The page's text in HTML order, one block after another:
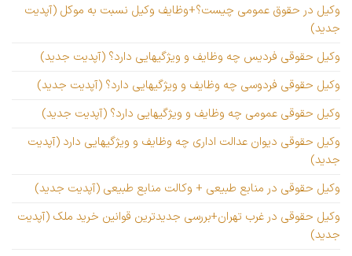
وکیل در حقوق عمومی چیست؟+وظایف وکیل نسبت به موکل (آپدیت
جدید)
وکیل حقوقی فردیس چه وظایف و ویژگیهایی دارد؟ (آپدیت جدید)
وکیل حقوقی فردوسی چه وظایف و ویژگیهایی دارد؟ (آپدیت جدید)
وکیل حقوقی عمومی چه وظایف و ویژگیهایی دارد؟ (آپدیت جدید)
وکیل حقوقی دیوان عدالت اداری چه وظایف و ویژگیهایی دارد (آپدیت
جدید)
وکیل حقوقی در منابع طبیعی + وکالت منابع طبیعی (آپدیت جدید)
وکیل حقوقی در غرب تهران+بررسی جدیدترین قوانین خرید ملک (آپدیت
جدید)